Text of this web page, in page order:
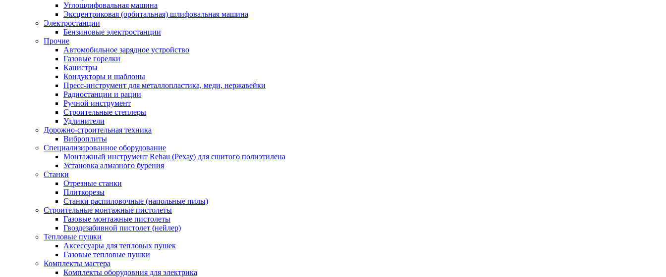
Углошлифовальная машина
Эксцентриковая (орбитальная) шлифовальная машина
Электростанции
Бензиновые электростанции
Прочие
Автомобильное зарядное устройство
Газовые горелки
Канистры
Кондукторы и шаблоны
Пресс-инструмент для металлопластика, меди, нержавейки
Радиостанции и рации
Ручной инструмент
Строительные степлеры
Удлинители
Дорожно-строительная техника
Виброплиты
Специализированное оборудование
Монтажный инструмент Rehau (Рехау) для сшитого полиэтилена
Установка алмазного бурения
Станки
Отрезные станки
Плиткорезы
Станки распиловочные (напольные пилы)
Строительные монтажные пистолеты
Газовые монтажные пистолеты
Гвоздезабивной пистолет (нейлер)
Тепловые пушки
Аксессуары для тепловых пушек
Газовые тепловые пушки
Комплекты мастера
Комплекты оборудовния для электрика